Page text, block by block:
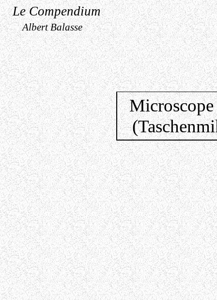
Le Compendium
Albert Balasse